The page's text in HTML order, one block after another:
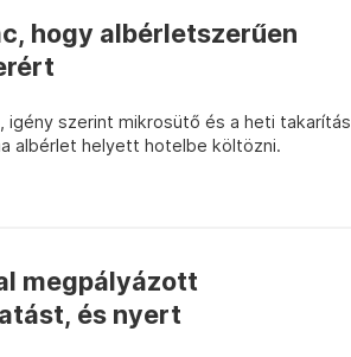
hogy albérletszerűen
igény szerint mikrosütő és a heti takarítás
albérlet helyett hotelbe költözni.
megpályázott
és nyert